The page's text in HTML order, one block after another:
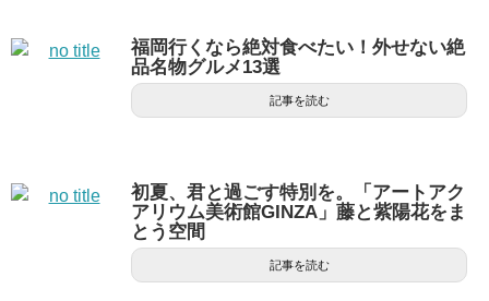
福岡行くなら絶対食べたい！外せない絶
品名物グルメ13選
記事を読む
初夏、君と過ごす特別を。「アートアク
アリウム美術館GINZA」藤と紫陽花をま
とう空間
記事を読む